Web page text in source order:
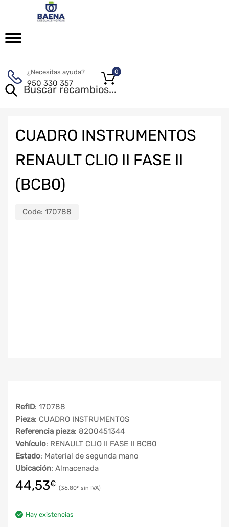
¿Necesitas ayuda?
950 330 357
0
CUADRO INSTRUMENTOS
RENAULT CLIO II FASE II
(BCB0)
Code: 170788
RefID: 170788
Pieza: CUADRO INSTRUMENTOS
Referencia pieza: 8200451344
Vehículo: RENAULT CLIO II FASE II BCB0
Estado: Material de segunda mano
Ubicación: Almacenada
44,53€ 36,80€
Hay existencias